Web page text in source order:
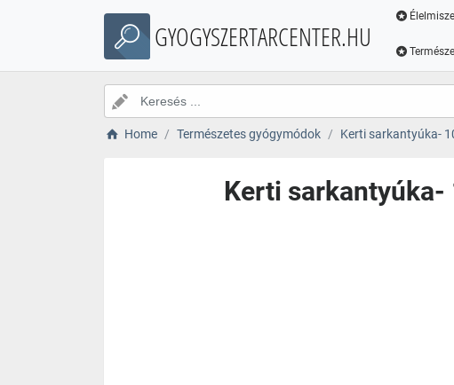
GYOGYSZERTARCENTER.HU
Home Természetes gyógymódok Kerti sarkantyúka-
Kerti sarkantyúka-